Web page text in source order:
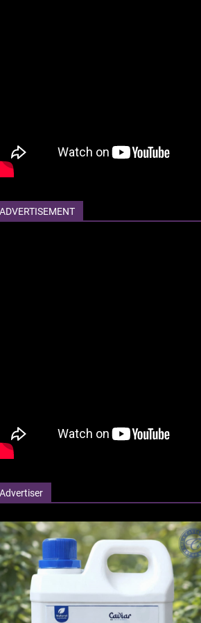
ADVERTISEMENT
Advertiser